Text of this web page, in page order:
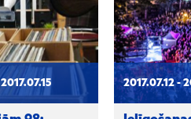
2017.07.12 -